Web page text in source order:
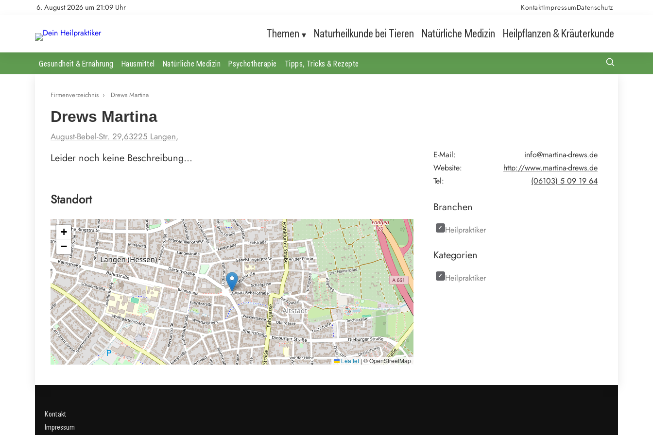
6. August 2026 um 21:09 Uhr KontaktImpressumDatenschutz
Themen Naturheilkunde bei Tieren Natürliche Medizin Heilpflanzen & Kräuterkunde
Gesundheit & Ernährung Hausmittel Natürliche Medizin Psychotherapie Tipps, Tricks & Rezepte
Firmenverzeichnis › Drews Martina
Drews Martina
August-Bebel-Str. 29,63225 Langen,
Leider noch keine Beschreibung…
Standort
+
−
Leaflet | © OpenStreetMap
E-Mail:
info@martina-drews.de
Website:
http://www.martina-drews.de
Tel:
(06103) 5 09 19 64
Branchen
Heilpraktiker
Kategorien
Heilpraktiker
Kontakt
Impressum